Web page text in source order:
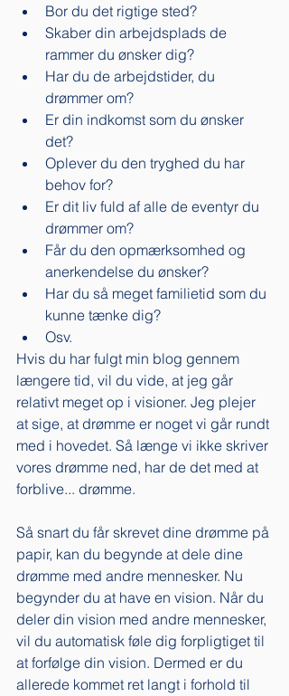
Bor du det rigtige sted?
Skaber din arbejdsplads de
rammer du ønsker dig?
Har du de arbejdstider, du
drømmer om?
Er din indkomst som du ønsker
det?
Oplever du den tryghed du har
behov for?
Er dit liv fuld af alle de eventyr du
drømmer om?
Får du den opmærksomhed og
anerkendelse du ønsker?
Har du så meget familietid som du
kunne tænke dig?
Osv.
Hvis du har fulgt min blog gennem
længere tid, vil du vide, at jeg går
relativt meget op i visioner. Jeg plejer
at sige, at drømme er noget vi går rundt
med i hovedet. Så længe vi ikke skriver
vores drømme ned, har de det med at
forblive... drømme.
Så snart du får skrevet dine drømme på
papir, kan du begynde at dele dine
drømme med andre mennesker. Nu
begynder du at have en vision. Når du
deler din vision med andre mennesker,
vil du automatisk føle dig forpligtiget til
at forfølge din vision. Dermed er du
allerede kommet ret langt i forhold til